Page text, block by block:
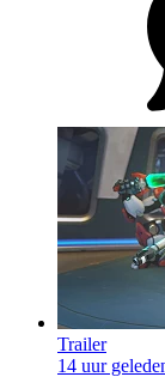
Trailer
14 uur